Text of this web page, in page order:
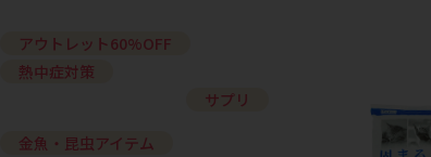
アウトレット60%OFF
熱中症対策
サプリ
金魚・昆虫アイテム